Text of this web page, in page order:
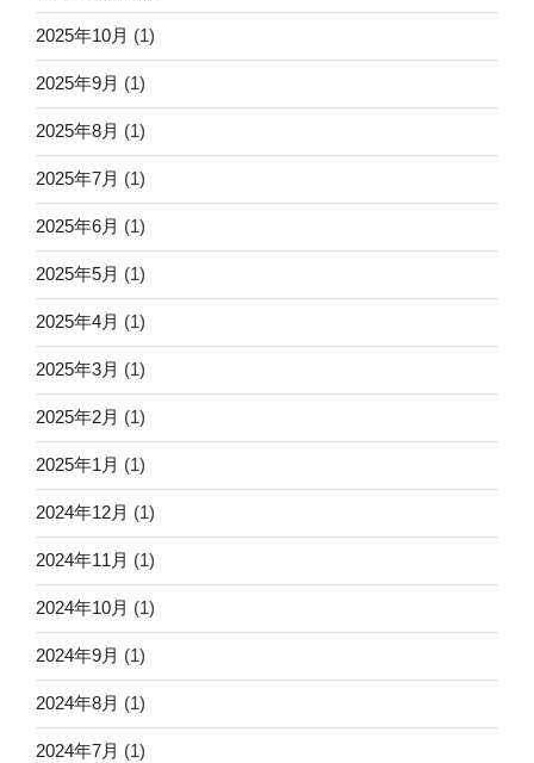
2025年10月 (1)
2025年9月 (1)
2025年8月 (1)
2025年7月 (1)
2025年6月 (1)
2025年5月 (1)
2025年4月 (1)
2025年3月 (1)
2025年2月 (1)
2025年1月 (1)
2024年12月 (1)
2024年11月 (1)
2024年10月 (1)
2024年9月 (1)
2024年8月 (1)
2024年7月 (1)